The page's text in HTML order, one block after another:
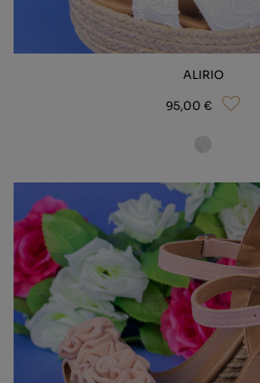
ALIRIO
95,00 €